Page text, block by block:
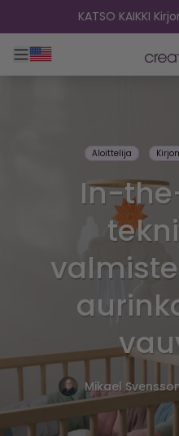
Siirry sisältöönKATSO KAIKKI
Toggle päänavigointi
Aloittelija
In-
Mikael